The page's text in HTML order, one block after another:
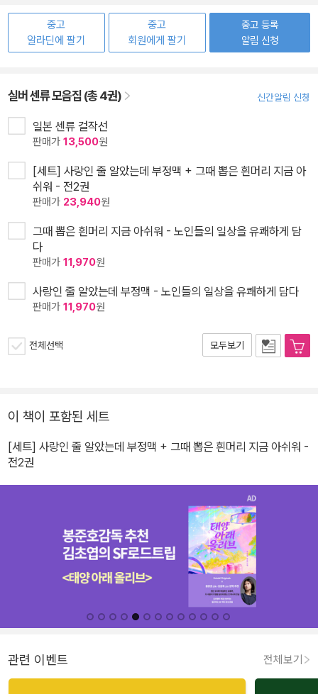
중고
알라딘에 팔기
중고
회원에게 팔기
중고 등록
알림 신청
실버 센류 모음집 (총 4권) 신간알림 신청
일본 센류 걸작선
판매가 13,500원
[세트] 사랑인 줄 알았는데 부정맥 + 그때 뽑은 흰머리 지금 아
쉬워 - 전2권
판매가 23,940원
그때 뽑은 흰머리 지금 아쉬워 - 노인들의 일상을 유쾌하게 담
다
판매가 11,970원
사랑인 줄 알았는데 부정맥 - 노인들의 일상을 유쾌하게 담다
판매가 11,970원
전체선택 모두보기
이 책이 포함된 세트
[세트] 사랑인 줄 알았는데 부정맥 + 그때 뽑은 흰머리 지금 아쉬워 -
전2권
관련 이벤트 전체보기